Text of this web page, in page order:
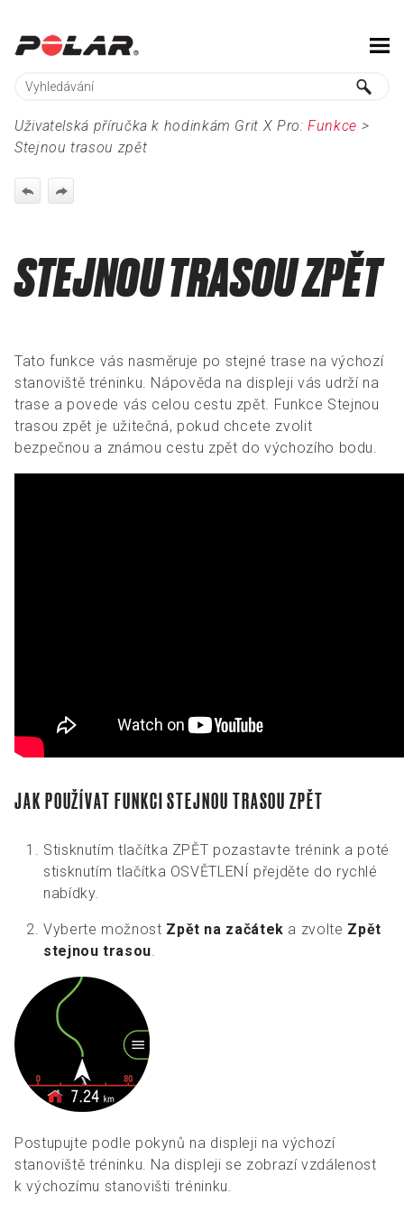
Skip To Main Content
Uživatelská příručka k hodinkám Grit X Pro:Funkce >
Stejnou trasou zpět
STEJNOU TRASOU ZPĚT
Tato funkce vás nasměruje po stejné trase na výchozí
stanoviště tréninku. Nápověda na displeji vás udrží na
trase a povede vás celou cestu zpět. Funkce Stejnou
trasou zpět je užitečná, pokud chcete zvolit
bezpečnou a známou cestu zpět do výchozího bodu.
JAK POUŽÍVAT FUNKCI STEJNOU TRASOU ZPĚT
Stisknutím tlačítka ZPĚT pozastavte trénink a poté
stisknutím tlačítka OSVĚTLENÍ přejděte do rychlé
nabídky.
Vyberte možnost Zpět na začátek a zvolte Zpět
stejnou trasou.
Postupujte podle pokynů na displeji na výchozí
stanoviště tréninku. Na displeji se zobrazí vzdálenost
k výchozímu stanovišti tréninku.